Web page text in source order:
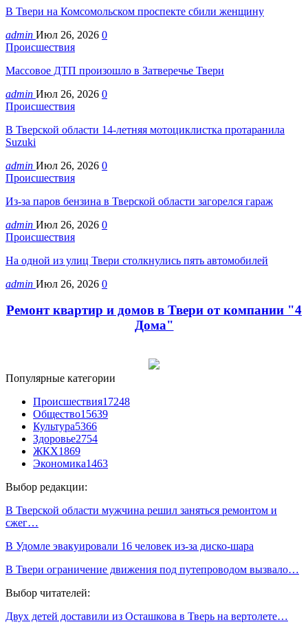
В Твери на Комсомольском проспекте сбили женщину
admin Июл 26, 2026 0
Происшествия
Массовое ДТП произошло в Затверечье Твери
admin Июл 26, 2026 0
Происшествия
В Тверской области 14-летняя мотоциклистка протаранила
Suzuki
admin Июл 26, 2026 0
Происшествия
Из-за паров бензина в Тверской области загорелся гараж
admin Июл 26, 2026 0
Происшествия
На одной из улиц Твери столкнулись пять автомобилей
admin Июл 26, 2026 0
Ремонт квартир и домов в Твери от компании "4
Дома"
Популярные категории
Происшествия17248
Общество15639
Культура5366
Здоровье2754
ЖКХ1869
Экономика1463
Выбор редакции:
В Тверской области мужчина решил заняться ремонтом и
сжег…
В Удомле эвакуировали 16 человек из-за диско-шара
В Твери ограничение движения под путепроводом вызвало…
Выбор читателей:
Двух детей доставили из Осташкова в Тверь на вертолете…